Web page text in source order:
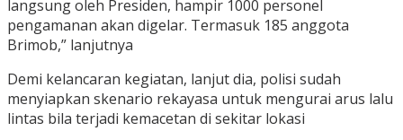
langsung oleh Presiden, hampir 1000 personel
pengamanan akan digelar. Termasuk 185 anggota
Brimob,” lanjutnya
Demi kelancaran kegiatan, lanjut dia, polisi sudah
menyiapkan skenario rekayasa untuk mengurai arus lalu
lintas bila terjadi kemacetan di sekitar lokasi